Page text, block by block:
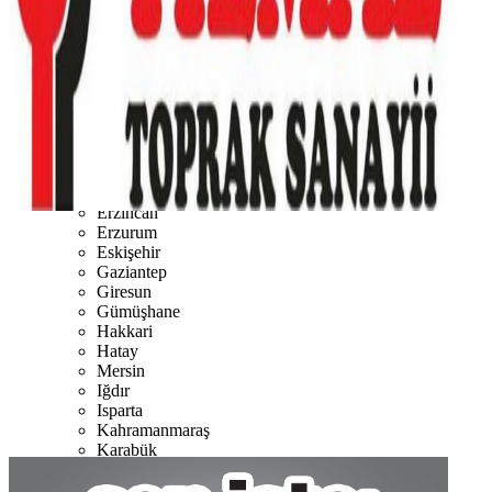
Burdur
Bursa
Denizli
Diyarbakır
Edirne
Elazığ
Erzincan
Erzurum
Eskişehir
Gaziantep
Giresun
Gümüşhane
Hakkari
Hatay
Mersin
Iğdır
Isparta
Kahramanmaraş
Karabük